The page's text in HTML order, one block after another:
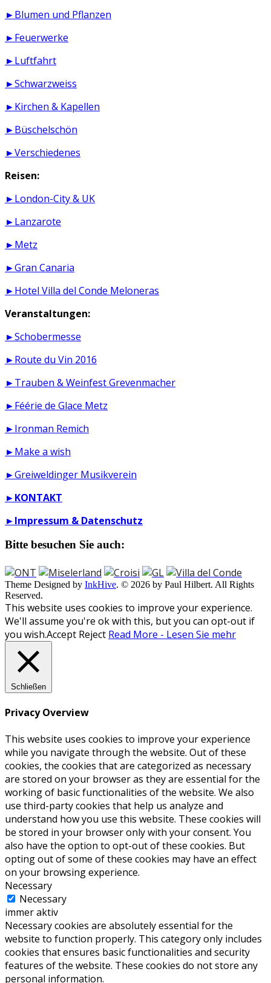
►Blumen und Pflanzen
►Feuerwerke
►Luftfahrt
►Schwarzweiss
►Kirchen & Kapellen
►Büschelschön
►Verschiedenes
Reisen:
►London-City & UK
►Lanzarote
►Metz
►Gran Canaria
►Hotel Villa del Conde Meloneras
Veranstaltungen:
►Schobermesse
►Route du Vin 2016
►Trauben & Weinfest Grevenmacher
►Féérie de Glace Metz
►Ironman Remich
►Make a wish
►Greiweldinger Musikverein
►KONTAKT
►Impressum & Datenschutz
Bitte besuchen Sie auch:
Theme Designed by InkHive. © 2026 by Paul Hilbert. All Rights
Reserved.
This website uses cookies to improve your experience.
We'll assume you're ok with this, but you can opt-out if
you wish.Accept Reject Read More - Lesen Sie mehr
Schließen
Privacy Overview
This website uses cookies to improve your experience
while you navigate through the website. Out of these
cookies, the cookies that are categorized as necessary
are stored on your browser as they are essential for the
working of basic functionalities of the website. We also
use third-party cookies that help us analyze and
understand how you use this website. These cookies will
be stored in your browser only with your consent. You
also have the option to opt-out of these cookies. But
opting out of some of these cookies may have an effect
on your browsing experience.
Necessary
Necessary
immer aktiv
Necessary cookies are absolutely essential for the
website to function properly. This category only includes
cookies that ensures basic functionalities and security
features of the website. These cookies do not store any
personal information.